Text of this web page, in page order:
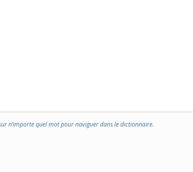
n’importe quel mot pour naviguer dans le dictionnaire.